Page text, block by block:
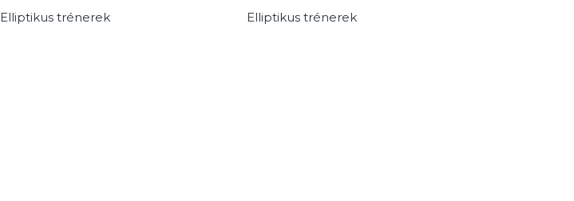
Elliptikus trénerek Elliptikus trénerek